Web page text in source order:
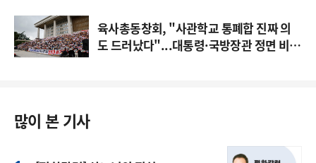
육사총동창회, "사관학교 통폐합 진짜 의
도 드러났다"...대통령·국방장관 정면 비
많이 본 기사